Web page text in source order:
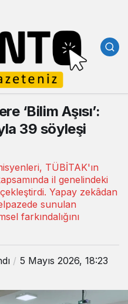
‘Bilim Aşısı’:
39 söyleşi
TÜBİTAK'ın
il genelindeki
Yapay zekâdan
sunulan
farkındalığını
5 Mayıs 2026, 18:23